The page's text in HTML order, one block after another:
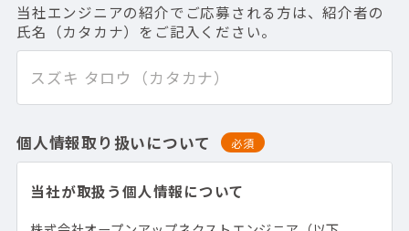
当社エンジニアの紹介でご応募される方は、紹介者の
氏名（カタカナ）をご記入ください。
個人情報取り扱いについて 必須
当社が取扱う個人情報について